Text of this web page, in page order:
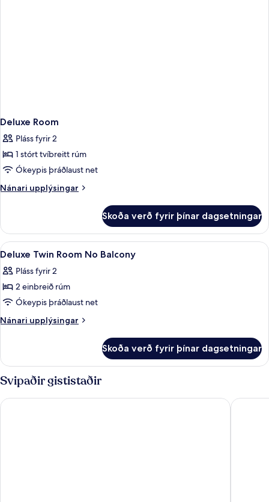
Deluxe Room
Pláss fyrir 2
1 stórt tvíbreitt rúm
Ókeypis þráðlaust net
Nánari upplýsingar
Nánari
Room
Skoða verð fyrir þínar dagsetningar
Skoða
allar
myndir
fyrir
Deluxe
Twin
Balcony
Míníbar, öryggishólf í herbergi,
1
Deluxe Twin Room No Balcony
Pláss fyrir 2
2 einbreið rúm
Ókeypis þráðlaust net
Nánari upplýsingar
Nánari
Twin
Room
No
Balcony
Skoða verð fyrir þínar dagsetningar
Svipaðir gististaðir
Tuana Hotels The Natural Resort Patong